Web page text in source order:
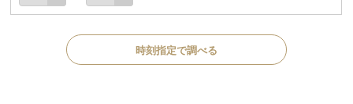
時刻指定で調べる